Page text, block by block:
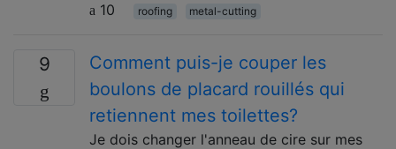
10
roofing metal-cutting
9
Comment puis-je couper les
boulons de placard rouillés qui
retiennent mes toilettes?
Je dois changer l'anneau de cire sur mes